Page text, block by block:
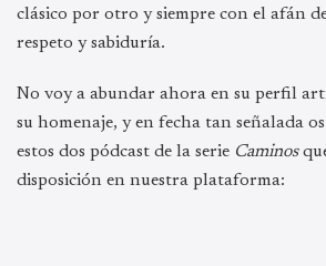
clásico por otro y siempre con el afán
respeto y sabiduría.
No voy a abundar ahora en su perfil
su homenaje, y en fecha tan señalada
estos dos pódcast de la serie Caminos
disposición en nuestra plataforma: